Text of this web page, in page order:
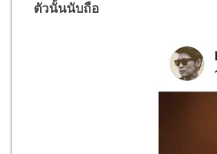
ตัวนั้นนับถือ